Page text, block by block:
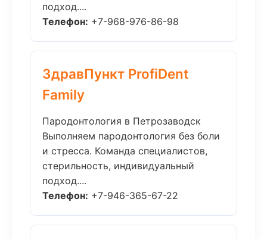
подход....
Телефон: +7-968-976-86-98
ЗдравПункт ProfiDent
Family
Пародонтология в Петрозаводск
Выполняем пародонтология без боли
и стресса. Команда специалистов,
стерильность, индивидуальный
подход....
Телефон: +7-946-365-67-22